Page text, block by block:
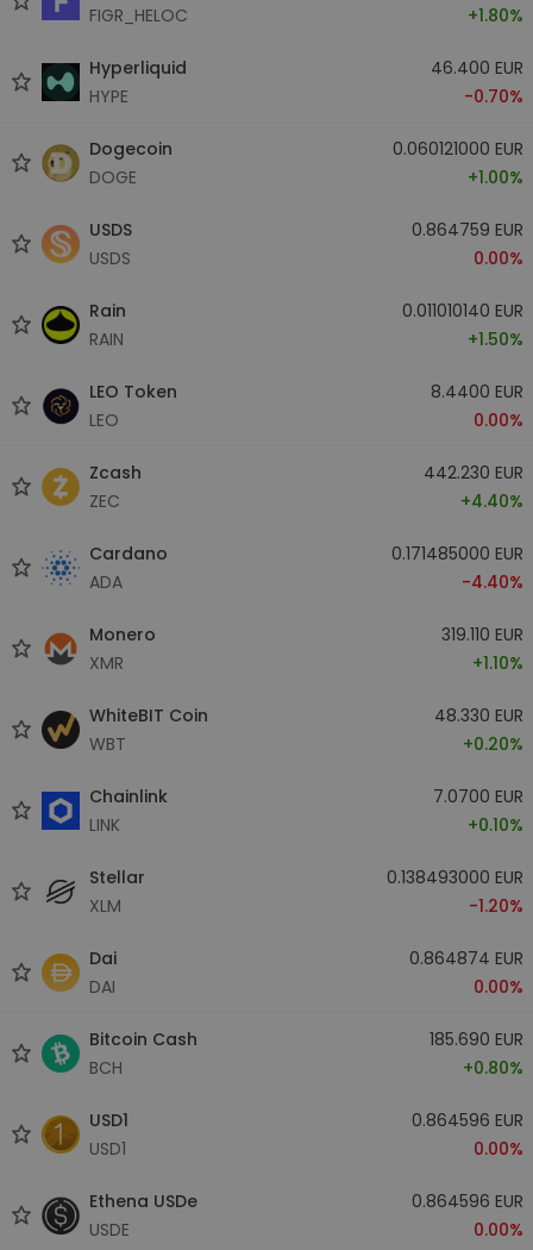
FIGR_HELOC
+1.80%
Hyperliquid
HYPE
46.400 EUR
-0.70%
Dogecoin
DOGE
0.060121000 EUR
+1.00%
USDS
USDS
0.864759 EUR
0.00%
Rain
RAIN
0.011010140 EUR
+1.50%
LEO Token
LEO
8.4400 EUR
0.00%
Zcash
ZEC
442.230 EUR
+4.40%
Cardano
ADA
0.171485000 EUR
-4.40%
Monero
XMR
319.110 EUR
+1.10%
WhiteBIT Coin
WBT
48.330 EUR
+0.20%
Chainlink
LINK
7.0700 EUR
+0.10%
Stellar
XLM
0.138493000 EUR
-1.20%
Dai
DAI
0.864874 EUR
0.00%
Bitcoin Cash
BCH
185.690 EUR
+0.80%
USD1
USD1
0.864596 EUR
0.00%
Ethena USDe
USDE
0.864596 EUR
0.00%